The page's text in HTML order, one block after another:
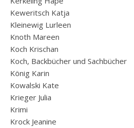
Keweritsch Katja
Kleinewig Lurleen
Knoth Mareen
Koch Krischan
Koch, Backbücher und Sachbücher
König Karin
Kowalski Kate
Krieger Julia
Krimi
Krock Jeanine